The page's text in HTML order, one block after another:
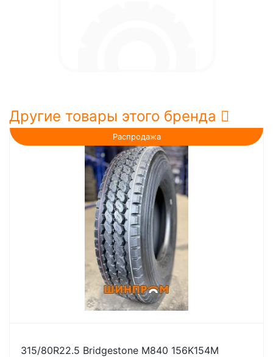
Другие товары этого бренда
Распродажа
315/80R22.5 Bridgestone M840 156K154M